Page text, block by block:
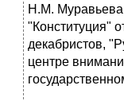
Н.М. Муравьева
"Конституция"
декабристов,
центре